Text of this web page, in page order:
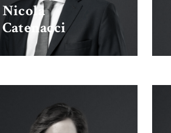
Nicola
Catenacci